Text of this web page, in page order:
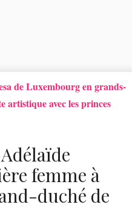
de Luxembourg en grands-
artistique avec les princes
femme à
duché de